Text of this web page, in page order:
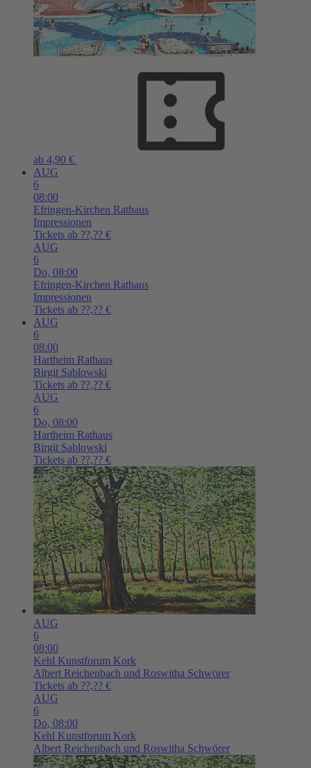
ab 4,90 €
AUG
6
08:00
Efringen-Kirchen Rathaus
Impressionen
Tickets ab ??,?? €
AUG
6
Do, 08:00
Efringen-Kirchen Rathaus
Impressionen
Tickets ab ??,?? €
AUG
6
08:00
Hartheim Rathaus
Birgit Sablowski
Tickets ab ??,?? €
AUG
6
Do, 08:00
Hartheim Rathaus
Birgit Sablowski
Tickets ab ??,?? €
AUG
6
08:00
Kehl Kunstforum Kork
Albert Reichenbach und Roswitha Schwörer
Tickets ab ??,?? €
AUG
6
Do, 08:00
Kehl Kunstforum Kork
Albert Reichenbach und Roswitha Schwörer